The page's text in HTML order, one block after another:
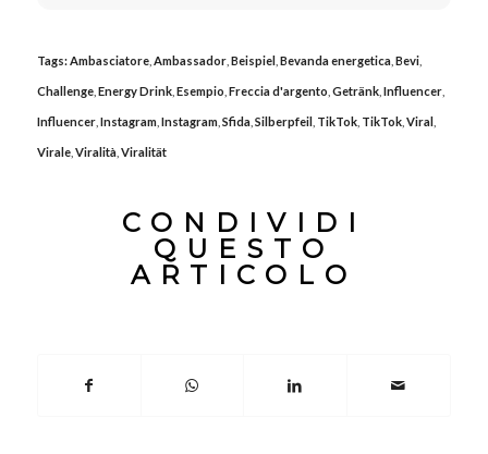
Tags:Ambasciatore, Ambassador, Beispiel Bevanda energetica, Bevi,
Challenge, Energy Drink, Esempio Freccia d'argento Getränk, Influencer,
Influencer, Instagram, Instagram, Sfida, Silberpfeil TikTok, TikTok, Viral
Virale, Viralità, Viralität
CONDIVIDI
QUESTO
ARTICOLO